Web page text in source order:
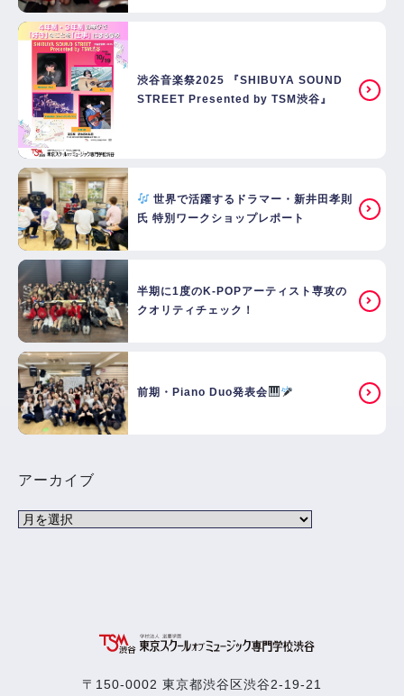
渋谷音楽祭2025 『SHIBUYA SOUND
STREET Presented by TSM渋谷』
世界で活躍するドラマー・新井田孝則
氏 特別ワークショップレポート
半期に1度のK-POPアーティスト専攻の
クオリティチェック！
前期・Piano Duo発表会
アーカイブ
〒150-0002 東京都渋谷区渋谷2-19-21